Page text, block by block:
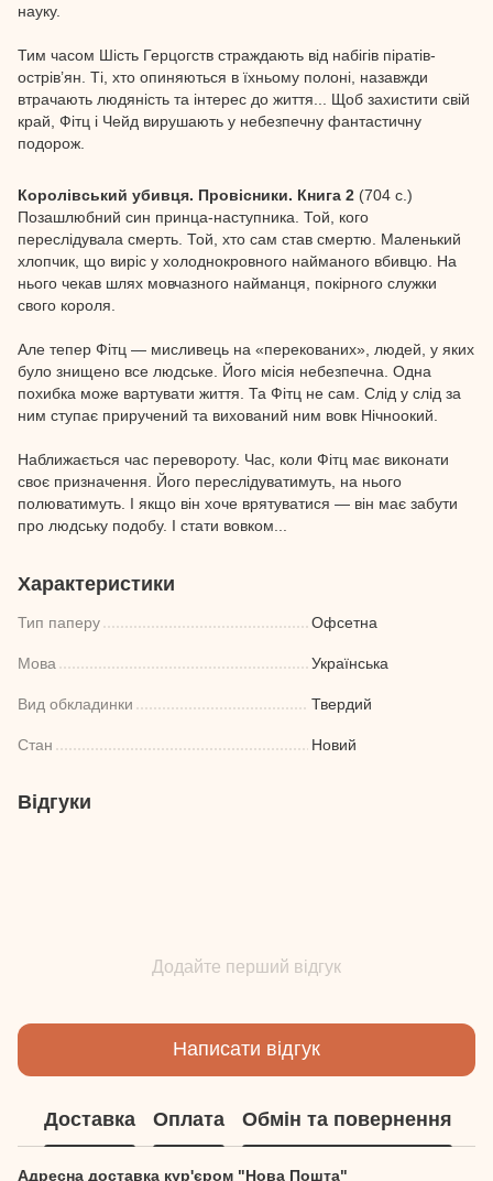
науку.
Тим часом Шість Герцогств страждають від набігів піратів-
острів’ян. Ті, хто опиняються в їхньому полоні, назавжди
втрачають людяність та інтерес до життя... Щоб захистити свій
край, Фітц і Чейд вирушають у небезпечну фантастичну
подорож.
Королівський убивця. Провісники. Книга 2 (704 с.)
Позашлюбний син принца-наступника. Той, кого
переслідувала смерть. Той, хто сам став смертю. Маленький
хлопчик, що виріс у холоднокровного найманого вбивцю. На
нього чекав шлях мовчазного найманця, покірного служки
свого короля.
Але тепер Фітц — мисливець на «перекованих», людей, у яких
було знищено все людське. Його місія небезпечна. Одна
похибка може вартувати життя. Та Фітц не сам. Слід у слід за
ним ступає приручений та вихований ним вовк Нічноокий.
Наближається час перевороту. Час, коли Фітц має виконати
своє призначення. Його переслідуватимуть, на нього
полюватимуть. І якщо він хоче врятуватися — він має забути
про людську подобу. І стати вовком...
Характеристики
Тип паперу Офсетна
Мова Українська
Вид обкладинки Твердий
Стан Новий
Відгуки
Додайте перший відгук
Написати відгук
Доставка Оплата Обмін та повернення
Адресна доставка кур'єром "Нова Пошта"